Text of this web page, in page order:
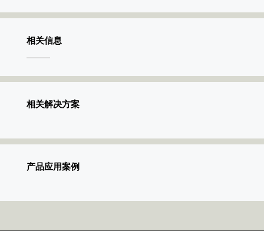
相关信息
相关解决方案
产品应用案例